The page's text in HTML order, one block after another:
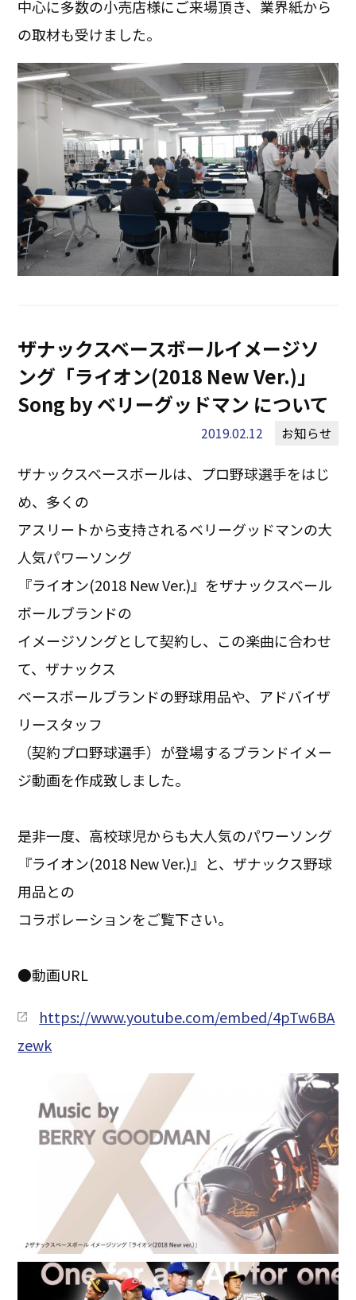
中心に多数の小売店様にご来場頂き、業界紙から
の取材も受けました。
ザナックスベースボールイメージソ
ング「ライオン(2018 New Ver.)」
Song by ベリーグッドマン について
2019.02.12 お知らせ
ザナックスベースボールは、プロ野球選手をはじ
め、多くの
アスリートから支持されるベリーグッドマンの大
人気パワーソング
『ライオン(2018 New Ver.)』をザナックスベール
ボールブランドの
イメージソングとして契約し、この楽曲に合わせ
て、ザナックス
ベースボールブランドの野球用品や、アドバイザ
リースタッフ
（契約プロ野球選手）が登場するブランドイメー
ジ動画を作成致しました。
是非一度、高校球児からも大人気のパワーソング
『ライオン(2018 New Ver.)』と、ザナックス野球
用品との
コラボレーションをご覧下さい。
●動画URL
https://www.youtube.com/embed/4pTw6BA
zewk